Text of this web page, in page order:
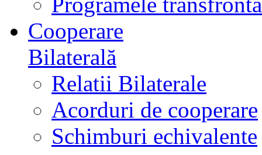
Cooperare
Bilaterală
Relatii Bilaterale
Acorduri de cooperare
Schimburi echivalente